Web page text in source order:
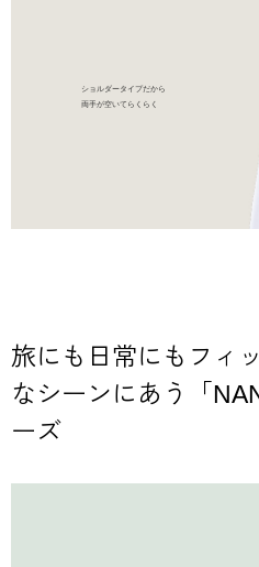
ショルダータイプだから
両手が空いてらくらく
旅にも日常にもフィ
なシーンにあう「
ーズ